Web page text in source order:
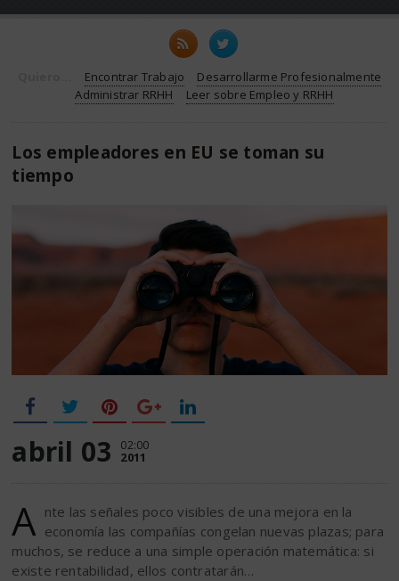
Encontrar Trabajo
Desarrollarme Profesionalmente
Administrar RRHH
Leer sobre Empleo y RRHH
Los empleadores en EU se toman su
tiempo
abril 03 02:00
2011
A nte las señales poco visibles de una mejora en la
economía las compañías congelan nuevas plazas; para
muchos, se reduce a una simple operación matemática: si
existe rentabilidad, ellos contratarán…